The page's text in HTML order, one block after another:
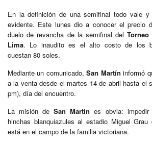
En la definición de una semifinal todo vale y
evidente. Este lunes dio a conocer el precio
duelo de revancha de la semifinal del
Lima. Lo inaudito es el alto costo de los
cuestan 80 soles.
Mediante un comunicado,San Martín informó
a la venta desde el martes 14 de abril hasta el
pm), día del encuentro.
La misión deSan Martín es obvia:
hinchas blanquiazules al estadio Miguel
está en el campo de la familia victoriana.